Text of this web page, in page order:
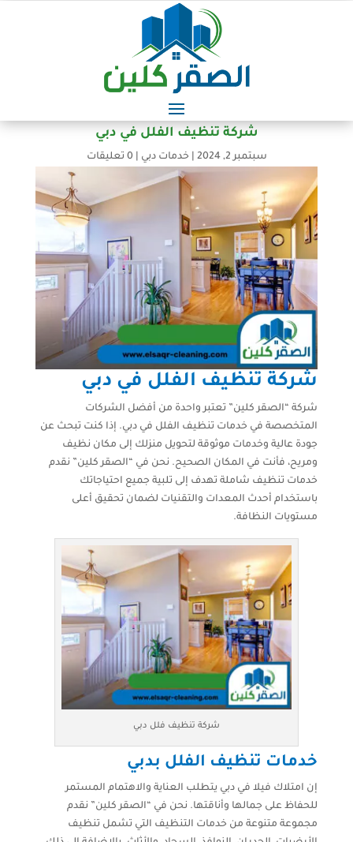
شركة تنظيف الفلل في دبي
سبتمبر 2, 2024 خدمات دبي |0 تعليقات
شركة تنظيف الفلل في دبي
شركة “الصقر كلين” تعتبر واحدة من أفضل الشركات
المتخصصة في خدمات تنظيف الفلل في دبي. إذا كنت تبحث عن
جودة عالية وخدمات موثوقة لتحويل منزلك إلى مكان نظيف
ومريح، فأنت في المكان الصحيح. نحن في “الصقر كلين” نقدم
خدمات تنظيف شاملة تهدف إلى تلبية جميع احتياجاتك
باستخدام أحدث المعدات والتقنيات لضمان تحقيق أعلى
مستويات النظافة.
شركة تنظيف فلل دبي
خدمات تنظيف الفلل بدبي
إن امتلاك فيلا في دبي يتطلب العناية والاهتمام المستمر
للحفاظ على جمالها وأناقتها. نحن في “الصقر كلين” نقدم
مجموعة متنوعة من خدمات التنظيف التي تشمل تنظيف